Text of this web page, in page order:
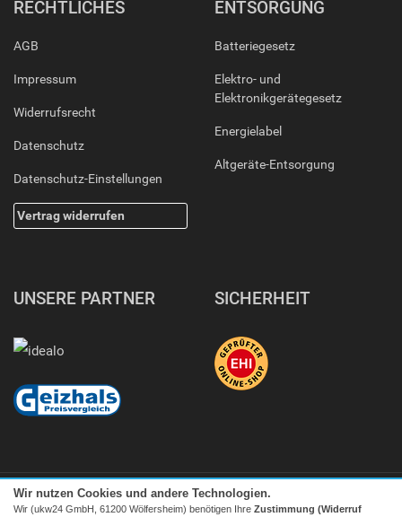
RECHTLICHES
AGB
Impressum
Widerrufsrecht
Datenschutz
Datenschutz-Einstellungen
Vertrag widerrufen
ENTSORGUNG
Batteriegesetz
Elektro- und
Elektronikgerätegesetz
Energielabel
Altgeräte-Entsorgung
UNSERE PARTNER SICHERHEIT
Wir nutzen Cookies und andere Technologien.
Wir (ukw24 GmbH, 61200 Wölfersheim) benötigen Ihre Zustimmung (Widerruf